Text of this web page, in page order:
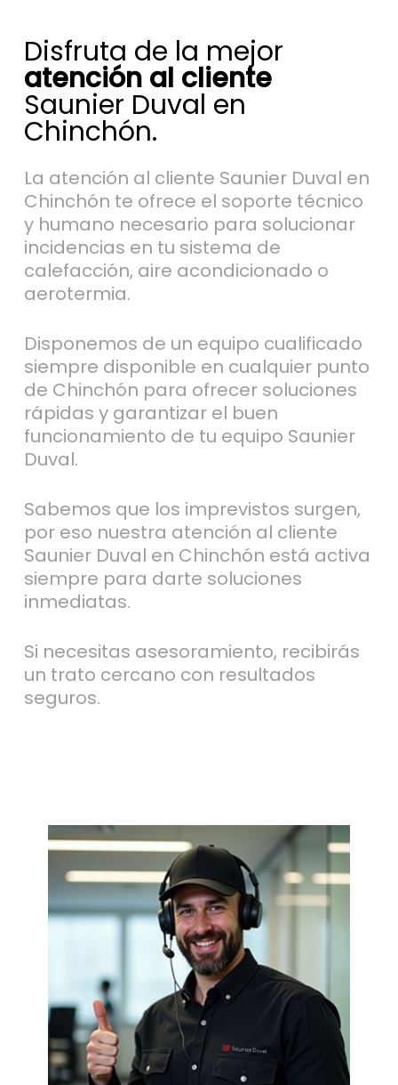
Disfruta de la mejor
atención al cliente
Saunier Duval en
Chinchón.
La atención al cliente Saunier Duval en
Chinchón te ofrece el soporte técnico
y humano necesario para solucionar
incidencias en tu sistema de
calefacción, aire acondicionado o
aerotermia.
Disponemos de un equipo cualificado
siempre disponible en cualquier punto
de Chinchón para ofrecer soluciones
rápidas y garantizar el buen
funcionamiento de tu equipo Saunier
Duval.
Sabemos que los imprevistos surgen,
por eso nuestra atención al cliente
Saunier Duval en Chinchón está activa
siempre para darte soluciones
inmediatas.
Si necesitas asesoramiento, recibirás
un trato cercano con resultados
seguros.